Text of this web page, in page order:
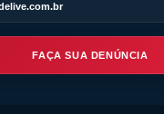
FAÇA SUA DENÚNCIA